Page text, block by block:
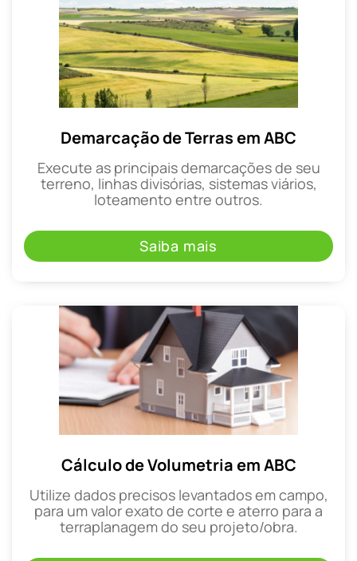
Demarcação de Terras em ABC
Execute as principais demarcações de seu
terreno, linhas divisórias, sistemas viários,
loteamento entre outros.
Saiba mais
Cálculo de Volumetria em ABC
Utilize dados precisos levantados em campo,
para um valor exato de corte e aterro para a
terraplanagem do seu projeto/obra.